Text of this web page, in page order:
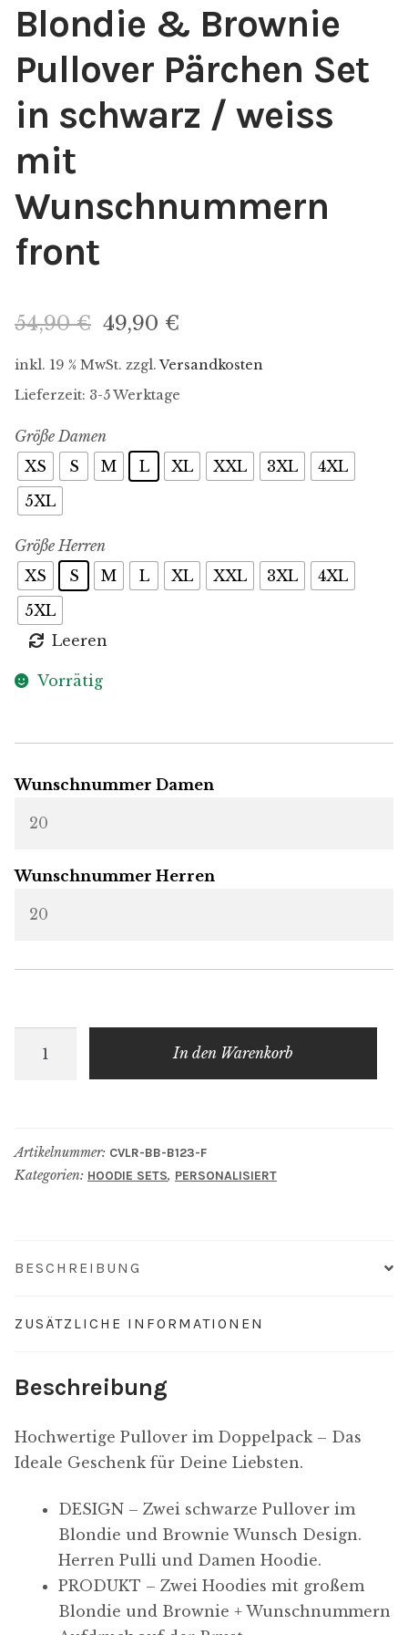
Blondie & Brownie
Pullover Pärchen Set
in schwarz / weiss
mit
Wunschnummern
front
54,90€ 49,90 €
inkl. 19 % MwSt. zzgl.Versandkosten
Lieferzeit: 3-5 Werktage
Größe Damen
XS
S M L XL XXL 3XL
4XL
5XL
Größe Herren
XS
S M L XL XXL 3XL
4XL
5XL
Leeren
Vorrätig
Wunschnummer Damen
Wunschnummer Herren
Pärchen
Set
weiss
Wunschnummern
In den Warenkorb
Artikelnummer: CVLR-BB-B123-F
Kategorien: HOODIE SETS, PERSONALISIERT
BESCHREIBUNG
ZUSÄTZLICHE INFORMATIONEN
Beschreibung
Hochwertige Pullover im Doppelpack – Das
Ideale Geschenk für Deine Liebsten.
DESIGN – Zwei schwarze Pullover im
Blondie und Brownie Wunsch Design.
Herren Pulli und Damen Hoodie.
PRODUKT – Zwei Hoodies mit großem
Blondie und Brownie + Wunschnummern